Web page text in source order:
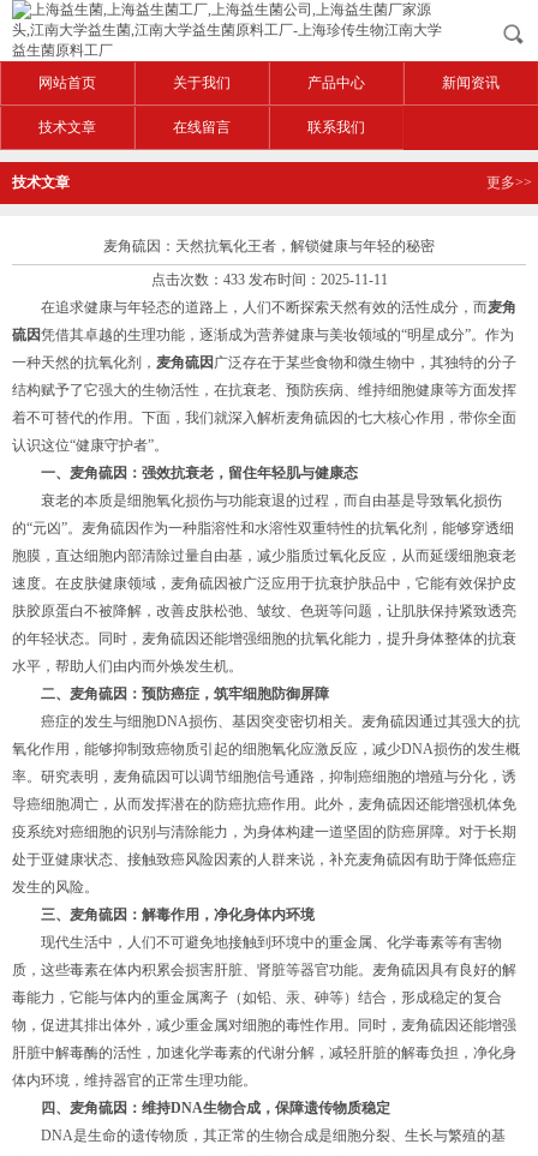
网站首页 关于我们 产品中心 新闻资讯
技术文章 在线留言 联系我们
技术文章 更多>>
麦角硫因：天然抗氧化王者，解锁健康与年轻的秘密
点击次数：433 发布时间：2025-11-11
在追求健康与年轻态的道路上，人们不断探索天然有效的活性成分，而麦角
硫因凭借其卓越的生理功能，逐渐成为营养健康与美妆领域的“明星成分”。作为
一种天然的抗氧化剂， 麦角硫因 广泛存在于某些食物和微生物中，其独特的分子
结构赋予了它强大的生物活性，在抗衰老、预防疾病、维持细胞健康等方面发挥
着不可替代的作用。下面，我们就深入解析麦角硫因的七大核心作用，带你全面
认识这位“健康守护者”。
一、麦角硫因：强效抗衰老，留住年轻肌与健康态
衰老的本质是细胞氧化损伤与功能衰退的过程，而自由基是导致氧化损伤
的“元凶”。麦角硫因作为一种脂溶性和水溶性双重特性的抗氧化剂，能够穿透细
胞膜，直达细胞内部清除过量自由基，减少脂质过氧化反应，从而延缓细胞衰老
速度。在皮肤健康领域，麦角硫因被广泛应用于抗衰护肤品中，它能有效保护皮
肤胶原蛋白不被降解，改善皮肤松弛、皱纹、色斑等问题，让肌肤保持紧致透亮
的年轻状态。同时，麦角硫因还能增强细胞的抗氧化能力，提升身体整体的抗衰
水平，帮助人们由内而外焕发生机。
二、麦角硫因：预防癌症，筑牢细胞防御屏障
癌症的发生与细胞DNA损伤、基因突变密切相关。麦角硫因通过其强大的抗
氧化作用，能够抑制致癌物质引起的细胞氧化应激反应，减少DNA损伤的发生概
率。研究表明，麦角硫因可以调节细胞信号通路，抑制癌细胞的增殖与分化，诱
导癌细胞凋亡，从而发挥潜在的防癌抗癌作用。此外，麦角硫因还能增强机体免
疫系统对癌细胞的识别与清除能力，为身体构建一道坚固的防癌屏障。对于长期
处于亚健康状态、接触致癌风险因素的人群来说，补充麦角硫因有助于降低癌症
发生的风险。
三、麦角硫因：解毒作用，净化身体内环境
现代生活中，人们不可避免地接触到环境中的重金属、化学毒素等有害物
质，这些毒素在体内积累会损害肝脏、肾脏等器官功能。麦角硫因具有良好的解
毒能力，它能与体内的重金属离子（如铅、汞、砷等）结合，形成稳定的复合
物，促进其排出体外，减少重金属对细胞的毒性作用。同时，麦角硫因还能增强
肝脏中解毒酶的活性，加速化学毒素的代谢分解，减轻肝脏的解毒负担，净化身
体内环境，维持器官的正常生理功能。
四、 麦角硫因 ：维持DNA生物合成，保障遗传物质稳定
DNA是生命的遗传物质，其正常的生物合成是细胞分裂、生长与繁殖的基